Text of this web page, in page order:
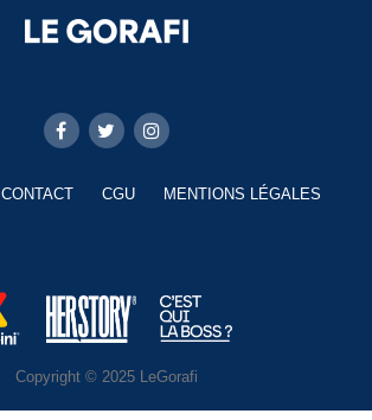
CONTACT CGU MENTIONS LÉGALES
Copyright © 2025 LeGorafi